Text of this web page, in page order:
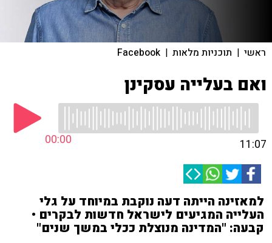
ראשי | תוכניות מלאות |
Facebook
ואם בעלייה עסקינן
00:00 11:07
למאזינה הייתה דעה נוקבת במיוחד על גלי
העלייה המגיעים לישראל חדשות לבקרים •
קבעה: "המדינה מנוצלת ככלי במשך שנים"